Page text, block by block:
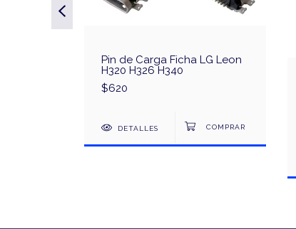
Pin de Carga Ficha LG Leon
H320 H326 H340
$620
DETALLES